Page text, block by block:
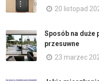
20 listopad
Sposób na duże
przesuwne
23 marzec